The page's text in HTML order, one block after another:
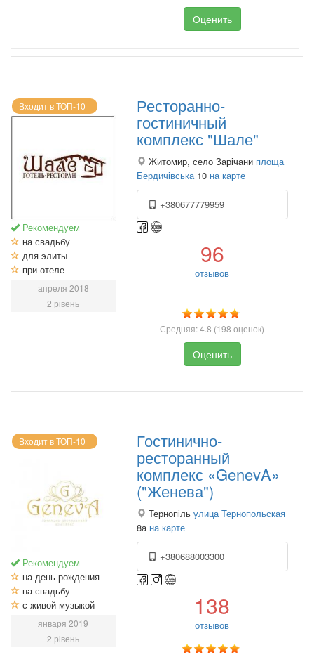
Оценить
Входит в ТОП-10+
Рекомендуем
на свадьбу
для элиты
при отеле
апреля 2018
2 рівень
Ресторанно-
гостиничный
комплекс "Шале"
Житомир, село Зарічани площа
Бердичівська10 на карте
+380677779959
96
отзывов
Средняя:4.8 (198 оценок)
Оценить
Входит в ТОП-10+
Рекомендуем
на день рождения
на свадьбу
с живой музыкой
января 2019
2 рівень
Гостинично-
ресторанный
комплекс «GenevA»
("Женева")
Тернопіль улица Тернопольская
8а на карте
+380688003300
138
отзывов